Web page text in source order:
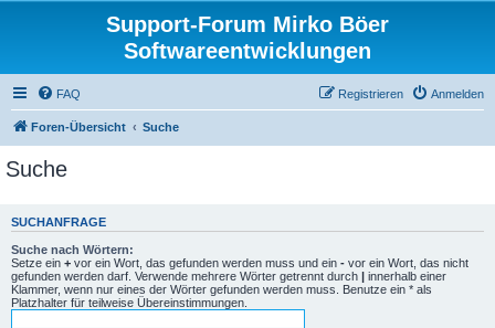
Support-Forum Mirko Böer
Softwareentwicklungen
FAQ Anmelden
Registrieren
Foren-Übersicht Suche
Suche
SUCHANFRAGE
Suche nach Wörtern:
Setze ein + vor ein Wort, das gefunden werden muss und ein - vor ein Wort, das nicht
gefunden werden darf. Verwende mehrere Wörter getrennt durch | innerhalb einer
Klammer, wenn nur eines der Wörter gefunden werden muss. Benutze ein * als
Platzhalter für teilweise Übereinstimmungen.